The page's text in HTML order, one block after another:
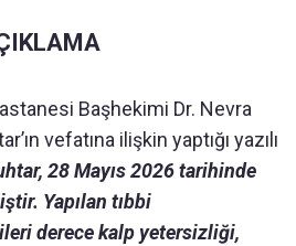
Başhekimi Dr. Nevra
vefatına ilişkin yaptığı yazılı
28 Mayıs 2026 tarihinde
Yapılan tıbbi
derece kalp yetersizliği,